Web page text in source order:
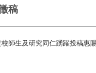
稿
師生及研究同仁踴躍投稿惠